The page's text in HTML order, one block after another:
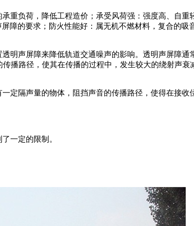
重负荷，降低工程造价；承受风荷强：强度高、自重
障的要求；防火性能好：属无机不燃材料，复合的
明声屏障来降低轨道交通噪声的影响。透明声屏障通
播路径，使其在传播的过程中，发生较大的绕射声
隔声量的物体，阻挡声音的传播路径，使得在接收
一定的限制。